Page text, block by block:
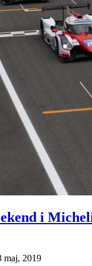
i
maj, 2019